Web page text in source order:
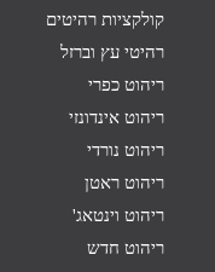
קולקציות רהיטים
רהיטי עץ וברזל
ריהוט כפרי
ריהוט אינדונזי
ריהוט נורדי
ריהוט ראטן
ריהוט וינטאג'
ריהוט חדש